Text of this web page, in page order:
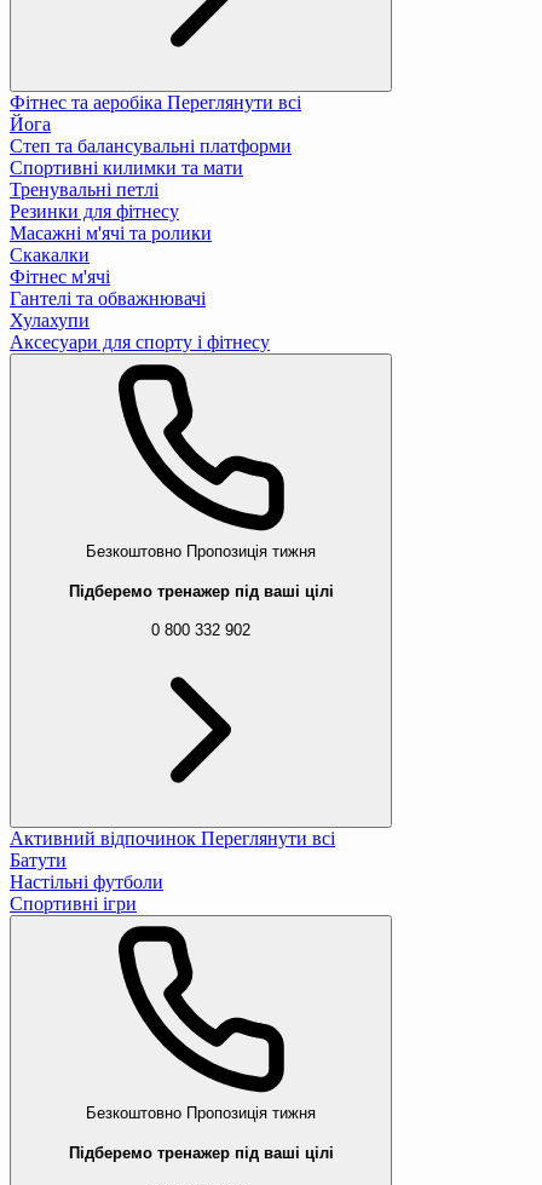
Фітнес та аеробіка Переглянути всі
Йога
Степ та балансувальні платформи
Спортивні килимки та мати
Тренувальні петлі
Резинки для фітнесу
Масажні м'ячі та ролики
Скакалки
Фітнес м'ячі
Гантелі та обважнювачі
Хулахупи
Аксесуари для спорту і фітнесу
Безкоштовно Пропозиція тижня
Підберемо тренажер під ваші цілі
0 800 332 902
Активний відпочинок Переглянути всі
Батути
Настільні футболи
Спортивні ігри
Безкоштовно Пропозиція тижня
Підберемо тренажер під ваші цілі